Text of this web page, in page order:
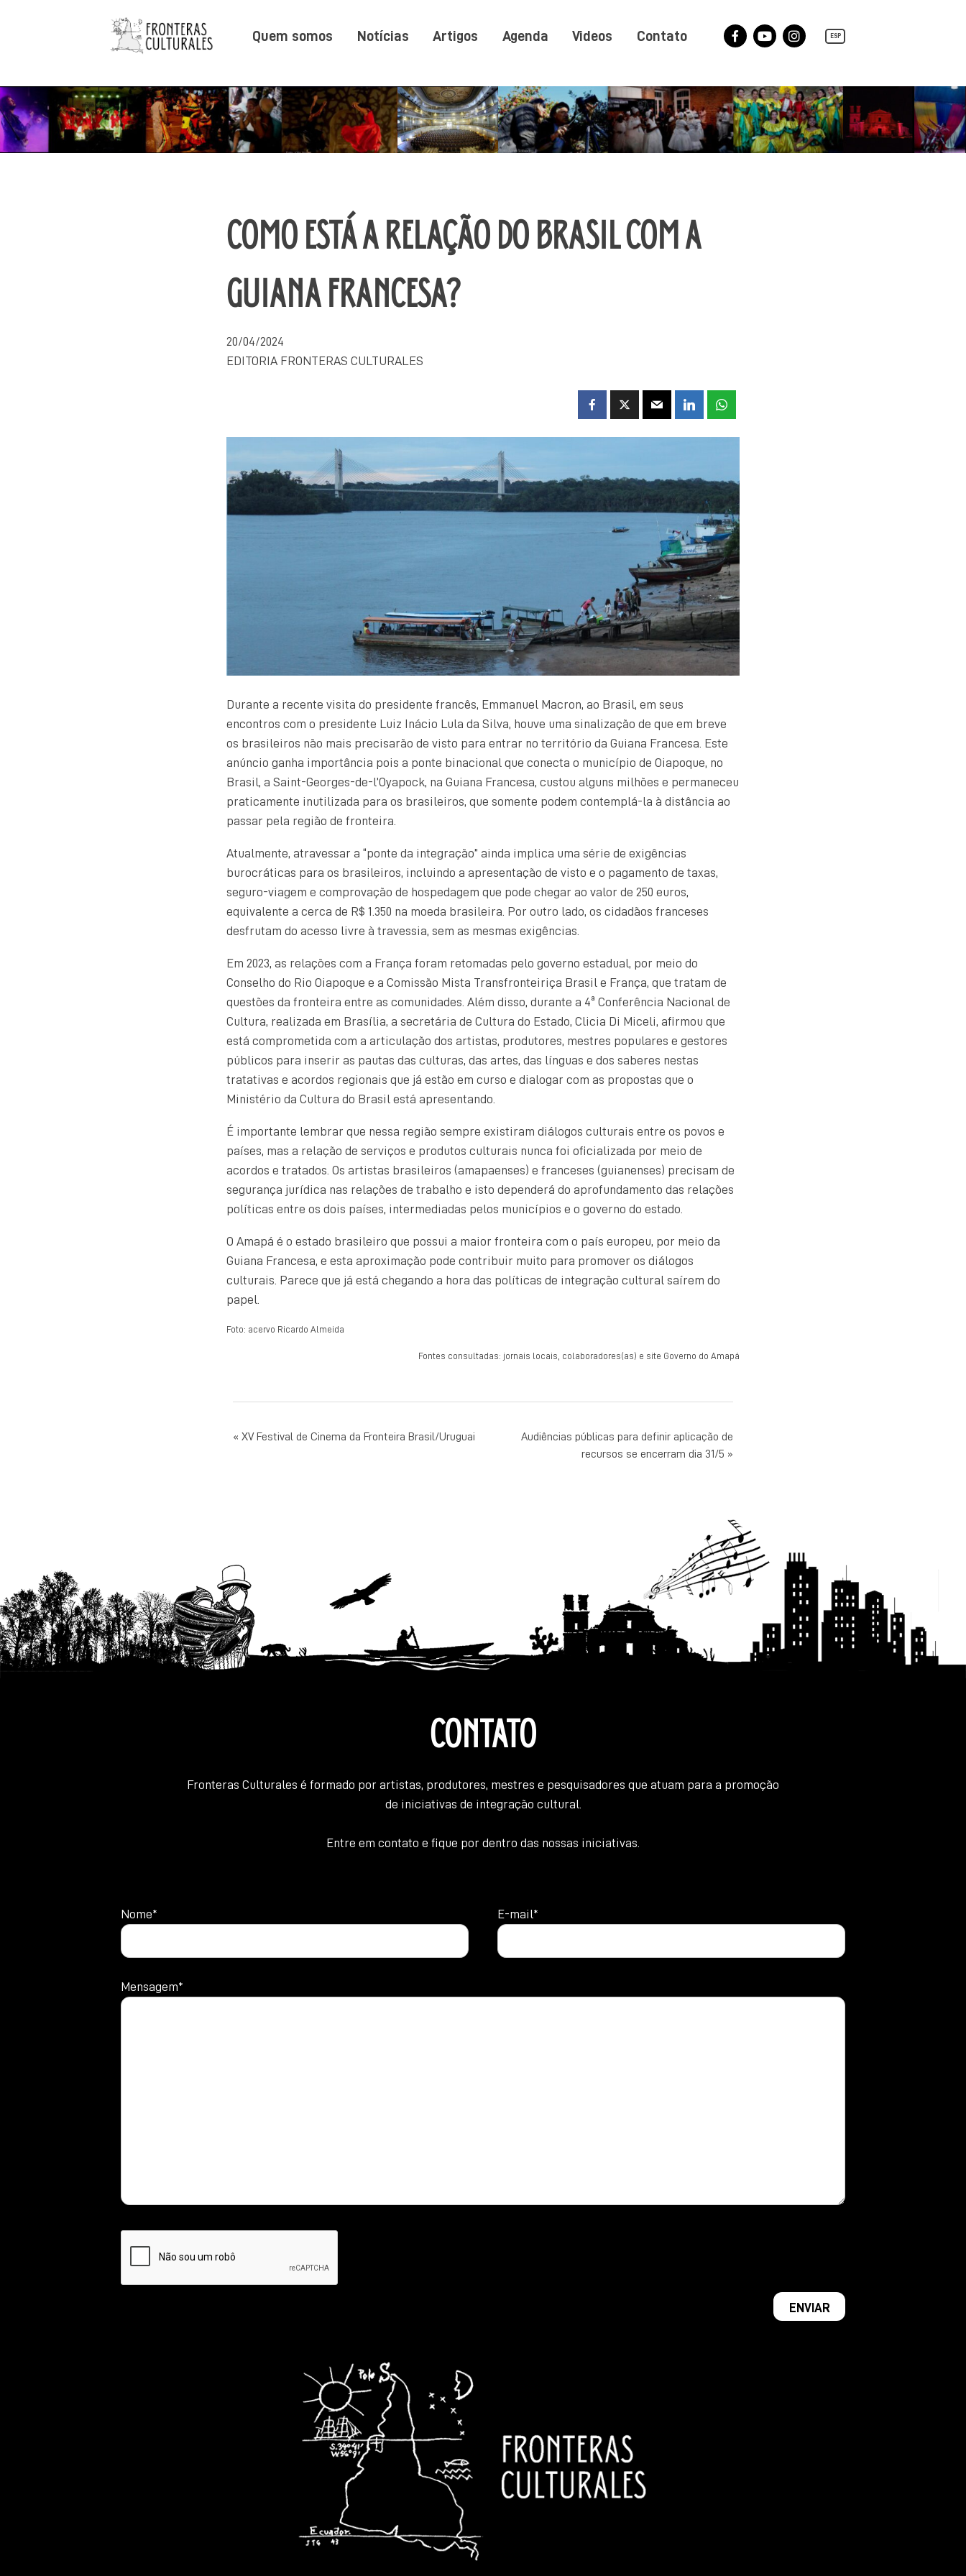
Fronteras Culturales
Quem somos Notícias Artigos Agenda Videos Contato
Facebook
YouTubeInstagram
ESP
COMO ESTÁ A RELAÇÃO DO BRASIL COM A
GUIANA FRANCESA?
20/04/2024
EDITORIA FRONTERAS CULTURALES
Durante a recente visita do presidente francês, Emmanuel Macron, ao Brasil, em seus
encontros com o presidente Luiz Inácio Lula da Silva, houve uma sinalização de que em breve
os brasileiros não mais precisarão de visto para entrar no território da Guiana Francesa. Este
anúncio ganha importância pois a ponte binacional que conecta o município de Oiapoque, no
Brasil, a Saint-Georges-de-l’Oyapock, na Guiana Francesa, custou alguns milhões e permaneceu
praticamente inutilizada para os brasileiros, que somente podem contemplá-la à distância ao
passar pela região de fronteira.
Atualmente, atravessar a “ponte da integração” ainda implica uma série de exigências
burocráticas para os brasileiros, incluindo a apresentação de visto e o pagamento de taxas,
seguro-viagem e comprovação de hospedagem que pode chegar ao valor de 250 euros,
equivalente a cerca de R$ 1.350 na moeda brasileira. Por outro lado, os cidadãos franceses
desfrutam do acesso livre à travessia, sem as mesmas exigências.
Em 2023, as relações com a França foram retomadas pelo governo estadual, por meio do
Conselho do Rio Oiapoque e a Comissão Mista Transfronteiriça Brasil e França, que tratam de
questões da fronteira entre as comunidades. Além disso, durante a 4ª Conferência Nacional de
Cultura, realizada em Brasília, a secretária de Cultura do Estado, Clicia Di Miceli, afirmou que
está comprometida com a articulação dos artistas, produtores, mestres populares e gestores
públicos para inserir as pautas das culturas, das artes, das línguas e dos saberes nestas
tratativas e acordos regionais que já estão em curso e dialogar com as propostas que o
Ministério da Cultura do Brasil está apresentando.
É importante lembrar que nessa região sempre existiram diálogos culturais entre os povos e
países, mas a relação de serviços e produtos culturais nunca foi oficializada por meio de
acordos e tratados. Os artistas brasileiros (amapaenses) e franceses (guianenses) precisam de
segurança jurídica nas relações de trabalho e isto dependerá do aprofundamento das relações
políticas entre os dois países, intermediadas pelos municípios e o governo do estado.
O Amapá é o estado brasileiro que possui a maior fronteira com o país europeu, por meio da
Guiana Francesa, e esta aproximação pode contribuir muito para promover os diálogos
culturais. Parece que já está chegando a hora das políticas de integração cultural saírem do
papel.
Foto: acervo Ricardo Almeida
Fontes consultadas: jornais locais, colaboradores(as) e site Governo do Amapá
NAVEGAÇÃO
XV Festival de Cinema da Fronteira Brasil/Uruguai
Audiências públicas para definir aplicação de
recursos se encerram dia 31/5
CONTATO
Fronteras Culturales é formado por artistas, produtores, mestres e pesquisadores que atuam para a promoção
de iniciativas de integração cultural.
Entre em contato e fique por dentro das nossas iniciativas.
Nome* E-mail*
Mensagem*